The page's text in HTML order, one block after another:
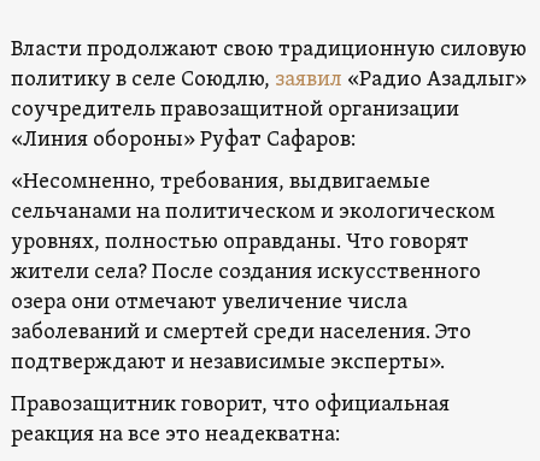
Власти продолжают свою традиционную силовую
политику в селе Союдлю, заявил «Радио Азадлыг»
соучредитель правозащитной организации
«Линия обороны» Руфат Сафаров:
«Несомненно, требования, выдвигаемые
сельчанами на политическом и экологическом
уровнях, полностью оправданы. Что говорят
жители села? После создания искусственного
озера они отмечают увеличение числа
заболеваний и смертей среди населения. Это
подтверждают и независимые эксперты».
Правозащитник говорит, что официальная
реакция на все это неадекватна: